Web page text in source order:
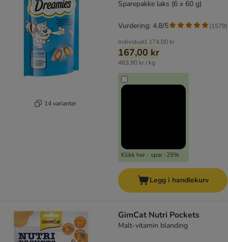
14 varianter
Sparepakke laks (6 x 60 g)
Individuelt 174,00 kr
167,00 kr
463,90 kr / kg
Klikk her - spar -25%
Vurdering: 4.8/5 (1579)
Legg i handlekurv
GimCat Nutri Pockets
Malt-vitamin blanding